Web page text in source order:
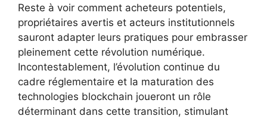
Reste à voir comment acheteurs potentiels,
propriétaires avertis et acteurs institutionnels
sauront adapter leurs pratiques pour embrasser
pleinement cette révolution numérique.
Incontestablement, l’évolution continue du
cadre réglementaire et la maturation des
technologies blockchain joueront un rôle
déterminant dans cette transition, stimulant